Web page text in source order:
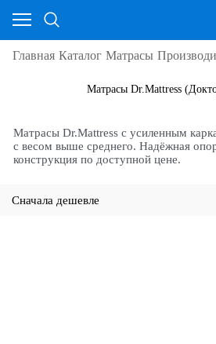
Главная Каталог Матрасы
Матрасы Dr.Mattress
Матрасы Dr.Mattress с усиленным
с весом выше среднего. Надёжная
конструкция по доступной цене.
Сначала дешевле